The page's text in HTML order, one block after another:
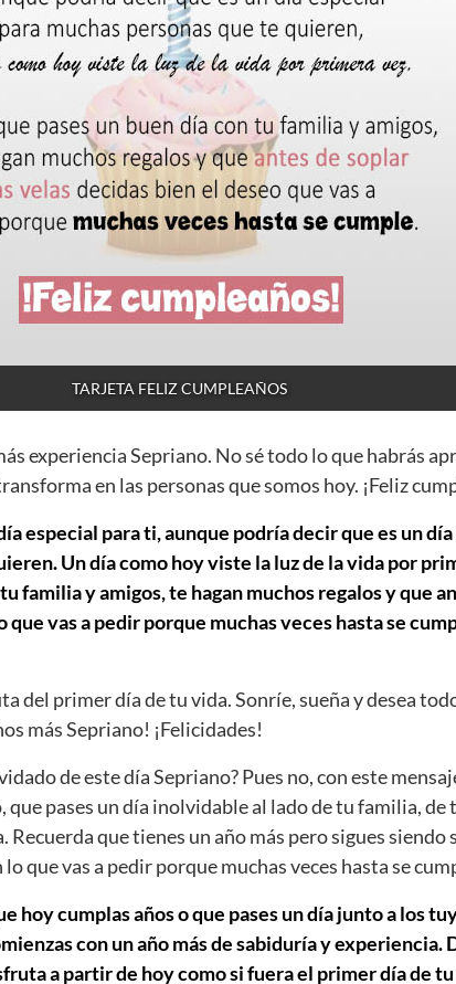
TARJETA FELIZ CUMPLEAÑOS
experiencia Sepriano. No sé todo lo que habrás
en las personas que somos hoy. ¡Feliz
especial para ti, aunque podría decir que es un
Un día como hoy viste la luz de la vida por
familia y amigos, te hagan muchos regalos y que
que vas a pedir porque muchas veces hasta se
del primer día de tu vida. Sonríe, sueña y desea
más Sepriano! ¡Felicidades!
de este día Sepriano? Pues no, con este
pases un día inolvidable al lado de tu familia, de
que tienes un año más pero sigues siendo
que vas a pedir porque muchas veces hasta se
hoy cumplas años o que pases un día junto a los
con un año más de sabiduría y experiencia.
a partir de hoy como si fuera el primer día de tu